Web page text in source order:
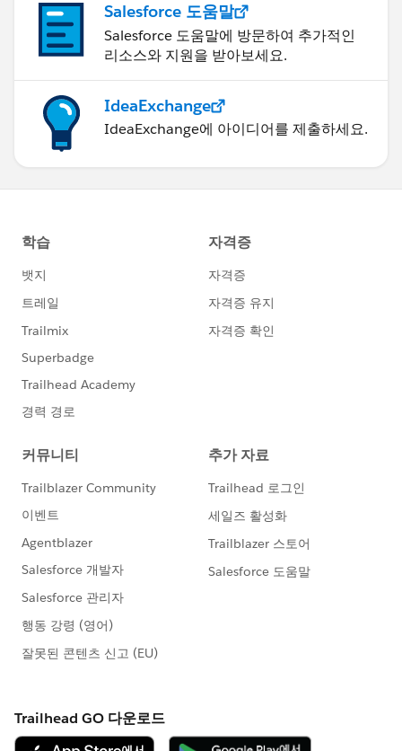
Salesforce 도움말
Salesforce 도움말에 방문하여 추가적인
리소스와 지원을 받아보세요.
IdeaExchange
IdeaExchange에 아이디어를 제출하세요.